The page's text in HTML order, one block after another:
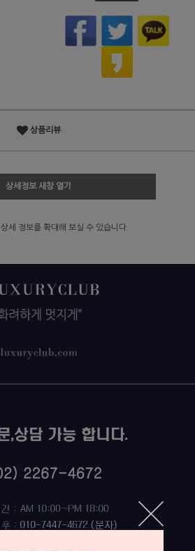
상품리뷰
상세정보 새창 열기
상세 정보를 확대해 보실 수 있습니다.